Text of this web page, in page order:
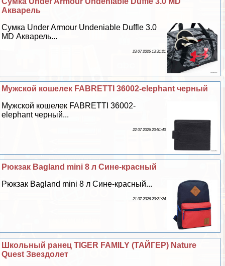
Акварель
Сумка Under Armour Undeniable Duffle 3.0
MD Акварель...
23 07 2026 13:31:21
Мужской кошелек FABRETTI 36002-elephant черный
Мужской кошелек FABRETTI 36002-
elephant черный...
22 07 2026 20:51:40
Рюкзак Bagland mini 8 л Сине-красный
Рюкзак Bagland mini 8 л Сине-красный...
21 07 2026 20:21:24
Школьный ранец TIGER FAMILY (ТАЙГЕР) Nature
Quest Звездолет